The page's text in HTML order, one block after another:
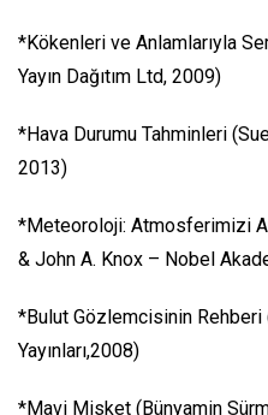
*Kökenleri ve Anlamlarıyla
Yayın Dağıtım Ltd, 2009)
*Hava Durumu Tahminleri
2013)
*Meteoroloji: Atmosferimizi
& John A. Knox – Nobel
*Bulut Gözlemcisinin
Yayınları,2008)
*Mavi Misket (Bünyamin